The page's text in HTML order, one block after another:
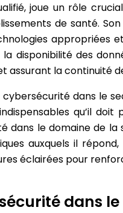
joue un rôle
de santé.
appropriées
disponibilité des
la continuité
dans le
qu’il doit
dans le domaine de
auxquels il
éclairées pour
dans